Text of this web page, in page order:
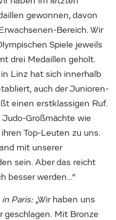
gewonnen, davon
Bereich. Wir
Spiele jeweils
drei Medaillen geholt.
Linz hat sich innerhalb
auch der Junioren-
einen erstklassigen Ruf.
Großmächte wie
Top-Leuten zu uns.
mit unserer
sein. Aber das reicht
besser werden…“
in Paris: „Wir haben uns
geschlagen. Mit Bronze